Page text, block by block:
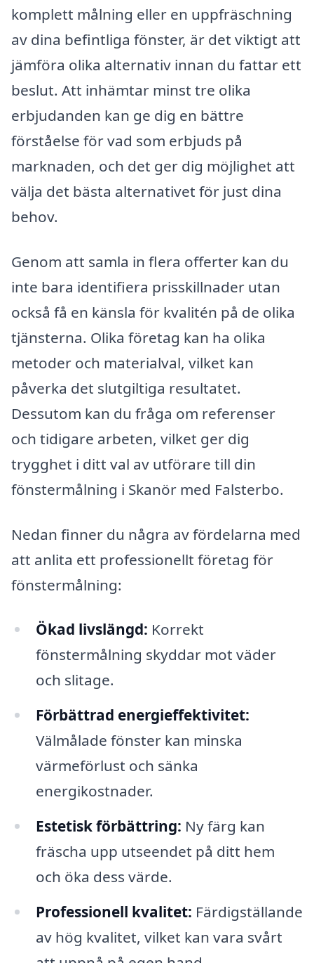
komplett målning eller en uppfräschning
av dina befintliga fönster, är det viktigt att
jämföra olika alternativ innan du fattar ett
beslut. Att inhämtar minst tre olika
erbjudanden kan ge dig en bättre
förståelse för vad som erbjuds på
marknaden, och det ger dig möjlighet att
välja det bästa alternativet för just dina
behov.
Genom att samla in flera offerter kan du
inte bara identifiera prisskillnader utan
också få en känsla för kvalitén på de olika
tjänsterna. Olika företag kan ha olika
metoder och materialval, vilket kan
påverka det slutgiltiga resultatet.
Dessutom kan du fråga om referenser
och tidigare arbeten, vilket ger dig
trygghet i ditt val av utförare till din
fönstermålning i Skanör med Falsterbo.
Nedan finner du några av fördelarna med
att anlita ett professionellt företag för
fönstermålning:
Ökad livslängd: Korrekt
fönstermålning skyddar mot väder
och slitage.
Förbättrad energieffektivitet:
Välmålade fönster kan minska
värmeförlust och sänka
energikostnader.
Estetisk förbättring: Ny färg kan
fräscha upp utseendet på ditt hem
och öka dess värde.
Professionell kvalitet: Färdigställande
av hög kvalitet, vilket kan vara svårt